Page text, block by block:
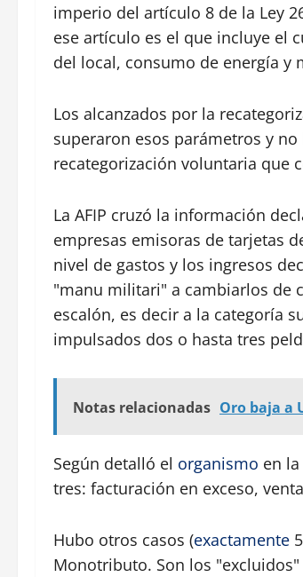
imperio del artículo 8 de la Ley
ese artículo es el que incluye el
del local, consumo de energía y
Los alcanzados por la
superaron esos parámetros y
recategorización voluntaria que
La AFIP cruzó la información
empresas emisoras de tarjetas
nivel de gastos y los ingresos
"manu militari" a cambiarlos de
escalón, es decir a la categoría
impulsados dos o hasta tres
Notas relacionadas Oro baja a
Según detalló el organismo en
tres: facturación en exceso,
Hubo otros casos (exactamente
Monotributo. Son los